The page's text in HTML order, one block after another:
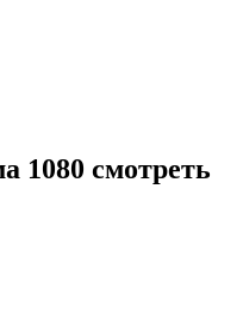
1080 смотреть